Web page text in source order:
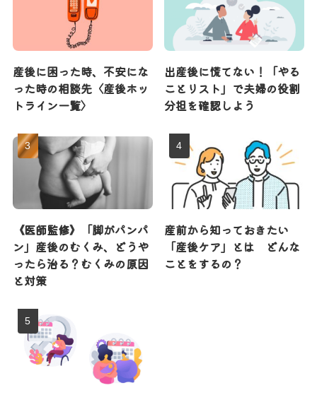
産後に困った時、不安にな
った時の相談先〈産後ホッ
トライン一覧〉
出産後に慌てない！「やる
ことリスト」で夫婦の役割
分担を確認しよう
《医師監修》「脚がパンパ
ン」産後のむくみ、どうや
ったら治る？むくみの原因
と対策
産前から知っておきたい
「産後ケア」とは どんな
ことをするの？